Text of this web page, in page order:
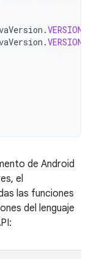
.
.
de Android
el
las funciones
del lenguaje